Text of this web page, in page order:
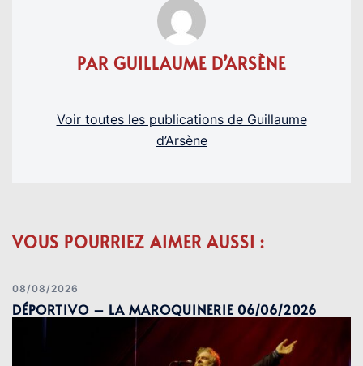
PAR GUILLAUME D’ARSÈNE
Voir toutes les publications de Guillaume
d’Arsène
VOUS POURRIEZ AIMER AUSSI :
08/08/2026
DÉPORTIVO – LA MAROQUINERIE 06/06/2026